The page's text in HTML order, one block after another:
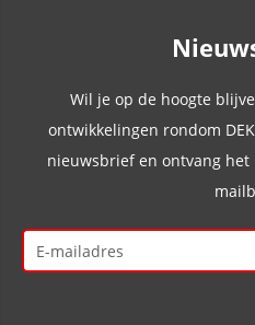
Wil je op de hoogte
ontwikkelingen rondom
nieuwsbrief en ontvang